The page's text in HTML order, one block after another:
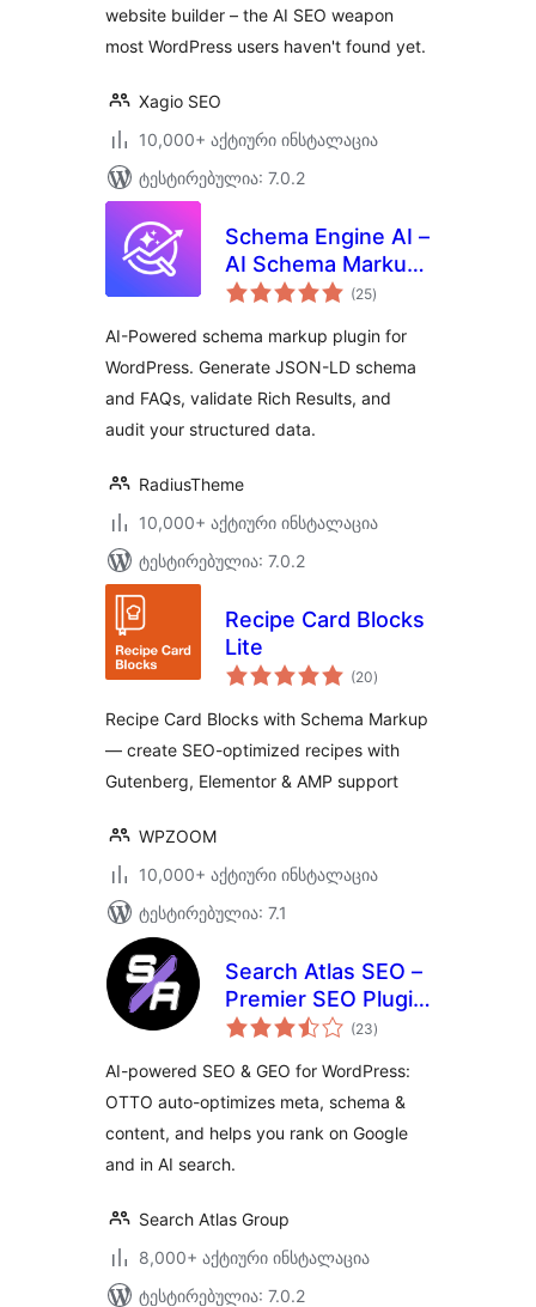
website builder – the AI SEO weapon
most WordPress users haven't found yet.
Xagio SEO
10,000+ აქტიური ინსტალაცია
ტესტირებულია: 7.0.2
Schema Engine AI –
AI Schema Markup,
Reviews & Rich
(25საერთო
რეიტინგი
)
AI-Powered schema markup plugin for
WordPress. Generate JSON-LD schema
and FAQs, validate Rich Results, and
audit your structured data.
RadiusTheme
10,000+ აქტიური ინსტალაცია
ტესტირებულია: 7.0.2
Recipe Card Blocks
Lite
(20საერთო
რეიტინგი
)
Recipe Card Blocks with Schema Markup
— create SEO-optimized recipes with
Gutenberg, Elementor & AMP support
WPZOOM
10,000+ აქტიური ინსტალაცია
ტესტირებულია: 7.1
Search Atlas SEO –
Premier SEO Plugin
for One-Click WP
Integrated AI
Optimization
(23საერთო
რეიტინგი
)
AI-powered SEO & GEO for WordPress:
OTTO auto-optimizes meta, schema &
content, and helps you rank on Google
and in AI search.
Search Atlas Group
8,000+ აქტიური ინსტალაცია
ტესტირებულია: 7.0.2